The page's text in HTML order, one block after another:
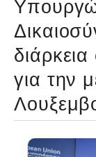
για την